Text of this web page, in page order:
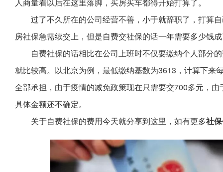
过了不久所在的公司经营不善，小于就辞职了，打算
房社保急需续交上，但是自费交社保的话一年需要多少钱
自费社保的话相比在公司上班时不仅要缴纳个人部分
就比较高。以北京为例，最低缴纳基数为3613，计算下来
全部承担，由于疫情的减免政策现在只需要交700多元，
具体金额还不确定。
关于自费社保的费用今天就分享到这里，如有更多社